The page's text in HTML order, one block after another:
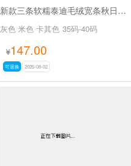
新款三条软糯泰迪毛绒宽条秋日奶绒物语拖鞋SA10988-3
灰色 米色 卡其色 35码-40码
¥147.00
可退换 2026-08-02